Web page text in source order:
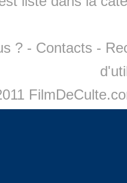
? - Contacts -